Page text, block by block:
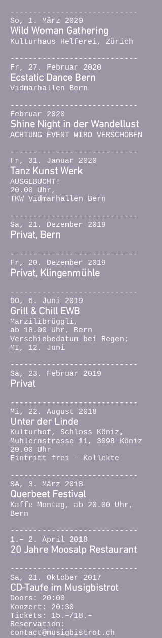
----------------------------
So, 1. März 2020
Wild Woman Gathering
Kulturhaus Helferei, Zürich
----------------------------
Fr, 27. Februar 2020
Ecstatic Dance Bern
Vidmarhallen Bern
----------------------------
Februar 2020
Shine Night in der Wandellust
ACHTUNG EVENT WIRD VERSCHOBEN
----------------------------
Fr, 31. Januar 2020
Tanz Kunst Werk
AUSGEBUCHT!
20.00 Uhr,
TKW Vidmarhallen Bern
----------------------------
Sa, 21. Dezember 2019
Privat, Bern
----------------------------
Fr, 20. Dezember 2019
Privat, Klingenmühle
----------------------------
DO, 6. Juni 2019
Grill & Chill EWB
Marzilibrüggli,
ab 18.00 Uhr, Bern
Verschiebedatum bei Regen;
MI, 12. Juni
----------------------------
Sa, 23. Februar 2019
Privat
----------------------------
Mi, 22. August 2018
Unter der Linde
Kulturhof, Schloss Köniz,
Muhlernstrasse 11, 3098 Köniz
20.00 Uhr
Eintritt frei – Kollekte
----------------------------
SA, 3. März 2018
Querbeet Festival
Kaffe Montag, ab 20.00 Uhr,
Bern
----------------------------
1.– 2. April 2018
20 Jahre Moosalp Restaurant
----------------------------
Sa, 21. Oktober 2017
CD-Taufe im Musigbistrot
Doors: 20:00
Konzert: 20:30
Tickets: 15.–/18.–
Reservation:
contact@musigbistrot.ch